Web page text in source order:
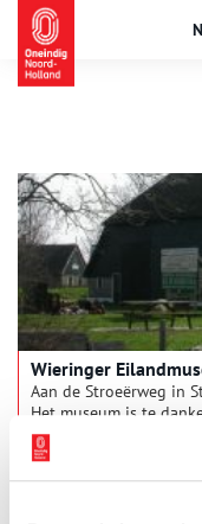
Wieringer
Aan de Stroeërweg in
Het museum is te
boerenbedrijf
voorwerpen aan die te
van de Wieringers.